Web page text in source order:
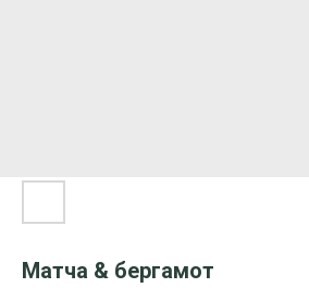
Матча & бергамот